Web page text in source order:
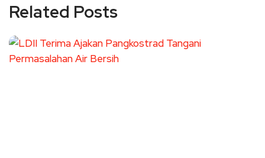
Related Posts